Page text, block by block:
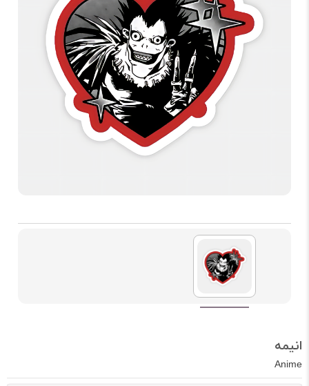
انیمه
Anime